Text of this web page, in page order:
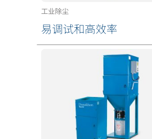
工业除尘
易调试和高效率